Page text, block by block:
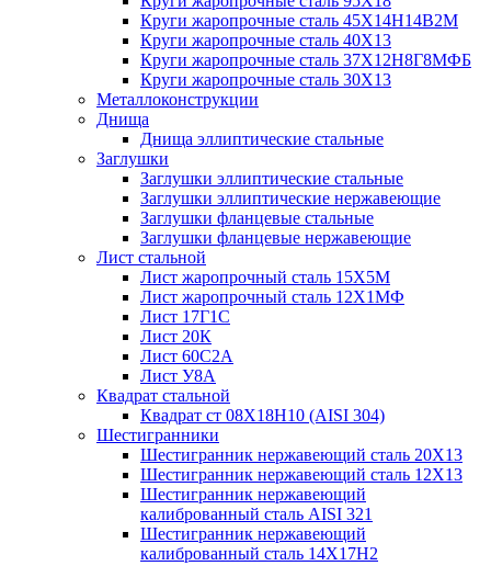
Круги жаропрочные сталь 45Х14Н14В2М
Круги жаропрочные сталь 40Х13
Круги жаропрочные сталь 37Х12Н8Г8МФБ
Круги жаропрочные сталь 30Х13
Металлоконструкции
Днища
Днища эллиптические стальные
Заглушки
Заглушки эллиптические стальные
Заглушки эллиптические нержавеющие
Заглушки фланцевые стальные
Заглушки фланцевые нержавеющие
Лист стальной
Лист жаропрочный сталь 15Х5М
Лист жаропрочный сталь 12Х1МФ
Лист 17Г1С
Лист 20К
Лист 60С2А
Лист У8А
Квадрат стальной
Квадрат ст 08Х18Н10 (AISI 304)
Шестигранники
Шестигранник нержавеющий сталь 20Х13
Шестигранник нержавеющий сталь 12Х13
Шестигранник нержавеющий
калиброванный сталь AISI 321
Шестигранник нержавеющий
калиброванный сталь 14Х17Н2